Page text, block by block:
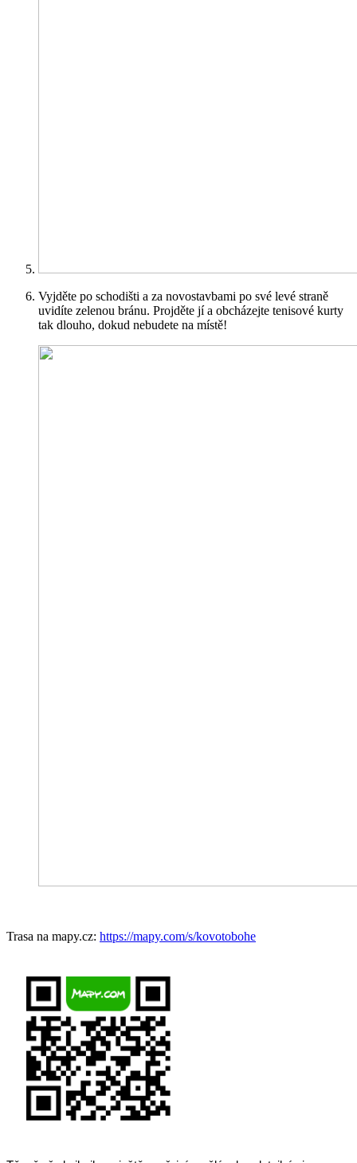
Vyjděte po schodišti a za novostavbami po své levé straně
uvidíte zelenou bránu. Projděte jí a obcházejte tenisové kurty
tak dlouho, dokud nebudete na místě!
Trasa na mapy.cz: https://mapy.com/s/kovotobohe